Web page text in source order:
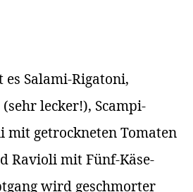
es Salami-Rigatoni,
lecker!), Scampi-
mit getrockneten Tomaten
Ravioli mit Fünf-Käse-
wird geschmorter